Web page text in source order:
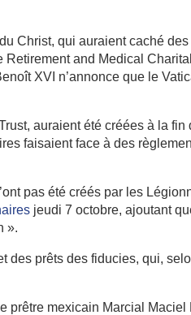
Christ, qui auraient caché
and Medical
XVI n’annonce que le
auraient été créées à la fin
faisaient face à des
pas été créés par les
jeudi 7 octobre, ajoutant
».
des prêts des fiducies, qui,
prêtre mexicain Marcial